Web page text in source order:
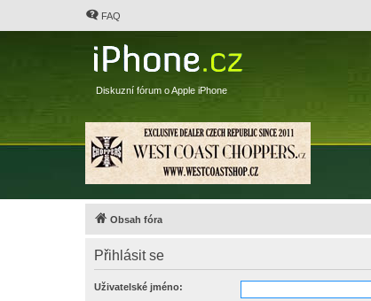
FAQ
Diskuzní fórum o Apple iPhone
Obsah fóra
Přihlásit se
Uživatelské jméno: